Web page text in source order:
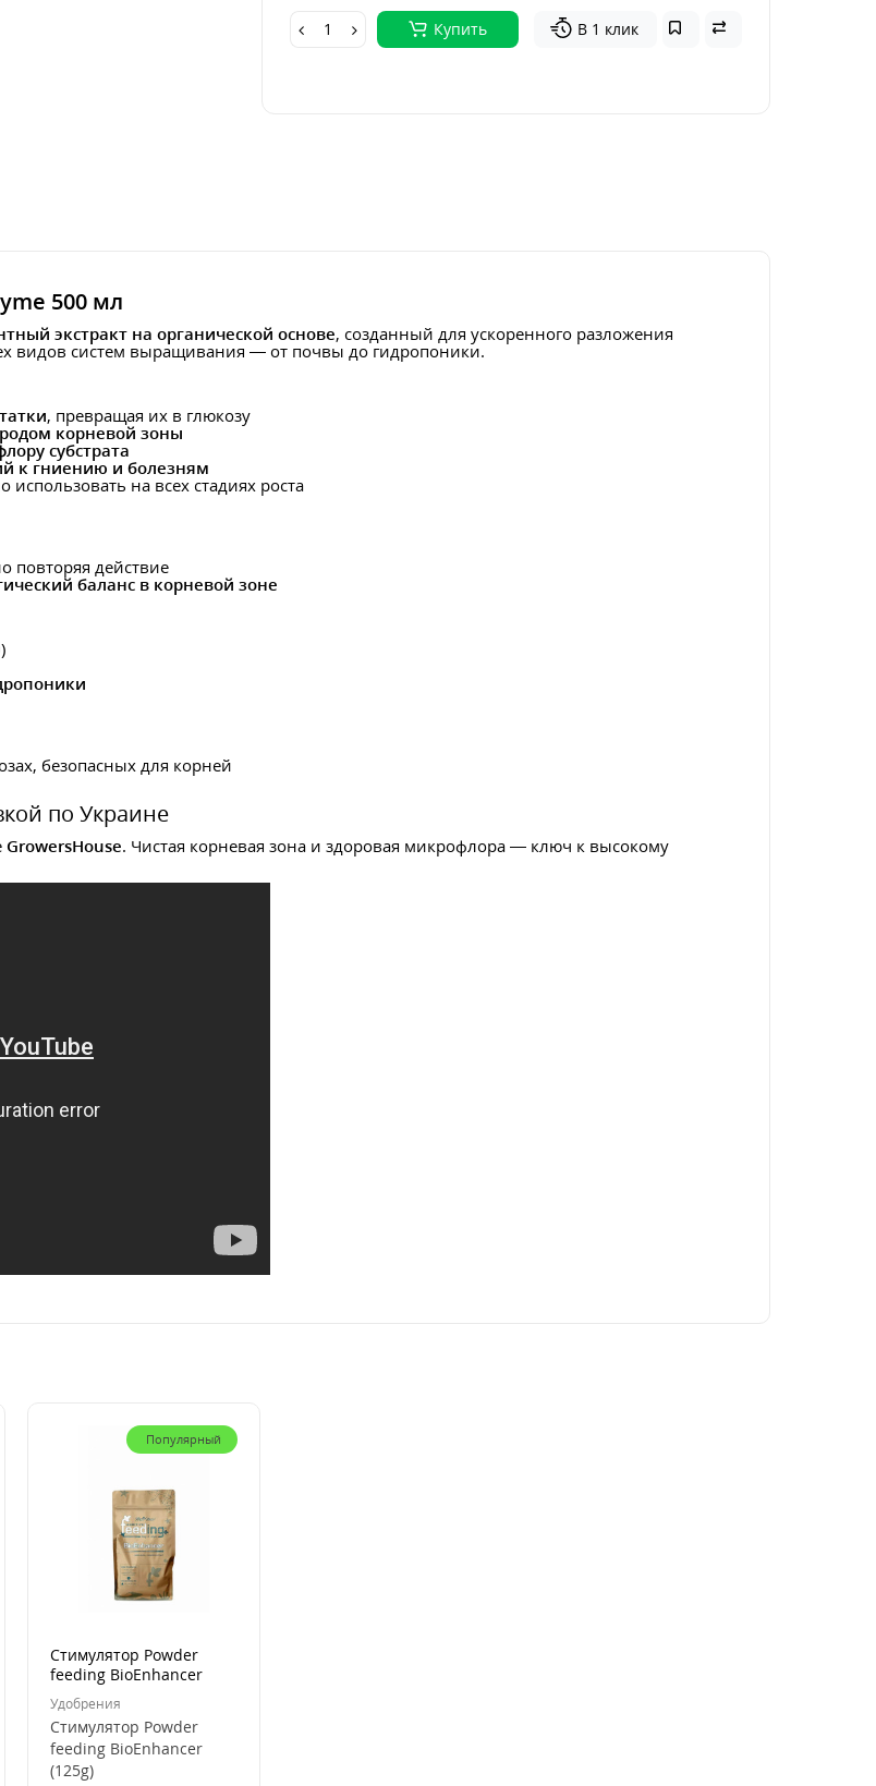
Купить В 1 клик
500 мл
экстракт на органической основе, созданный для ускоренного разложения
видов систем выращивания — от почвы до гидропоники.
, превращая их в глюкозу
корневой зоны
субстрата
к гниению и болезням
на всех стадиях роста
повторяя действие
баланс в корневой зоне
безопасных для корней
по Украине
GrowersHouse. Чистая корневая зона и здоровая микрофлора — ключ к высокому
Популярный
Стимулятор Powder
feeding BioEnhancer
(125g)
Удобрения
Стимулятор Powder
feeding BioEnhancer
(125g)